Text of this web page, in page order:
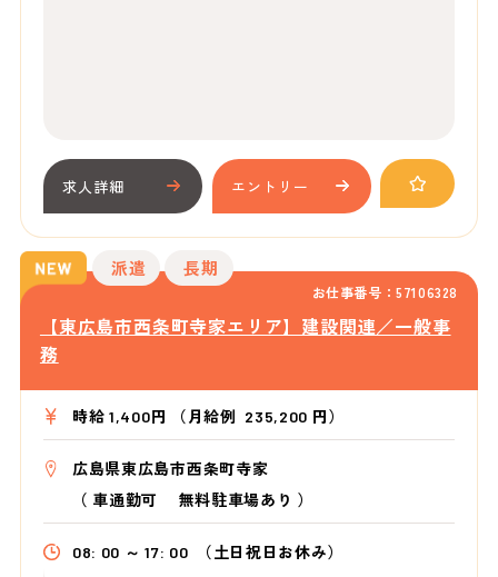
求人詳細 エントリー
お仕事番号：57106328
派遣 長期
【東広島市西条町寺家エリア】建設関連／一般事
務
時給 1,400円 （月給例 235,200 円）
広島県東広島市西条町寺家
（ 車通勤可 無料駐車場あり ）
08: 00 ～ 17: 00 （土日祝日お休み）